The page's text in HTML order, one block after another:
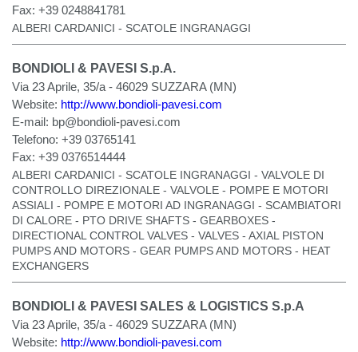
Fax: +39 0248841781
ALBERI CARDANICI - SCATOLE INGRANAGGI
BONDIOLI & PAVESI S.p.A.
Via 23 Aprile, 35/a - 46029 SUZZARA (MN)
Website: http://www.bondioli-pavesi.com
E-mail: bp@bondioli-pavesi.com
Telefono: +39 03765141
Fax: +39 0376514444
ALBERI CARDANICI - SCATOLE INGRANAGGI - VALVOLE DI
CONTROLLO DIREZIONALE - VALVOLE - POMPE E MOTORI
ASSIALI - POMPE E MOTORI AD INGRANAGGI - SCAMBIATORI
DI CALORE - PTO DRIVE SHAFTS - GEARBOXES -
DIRECTIONAL CONTROL VALVES - VALVES - AXIAL PISTON
PUMPS AND MOTORS - GEAR PUMPS AND MOTORS - HEAT
EXCHANGERS
BONDIOLI & PAVESI SALES & LOGISTICS S.p.A
Via 23 Aprile, 35/a - 46029 SUZZARA (MN)
Website: http://www.bondioli-pavesi.com